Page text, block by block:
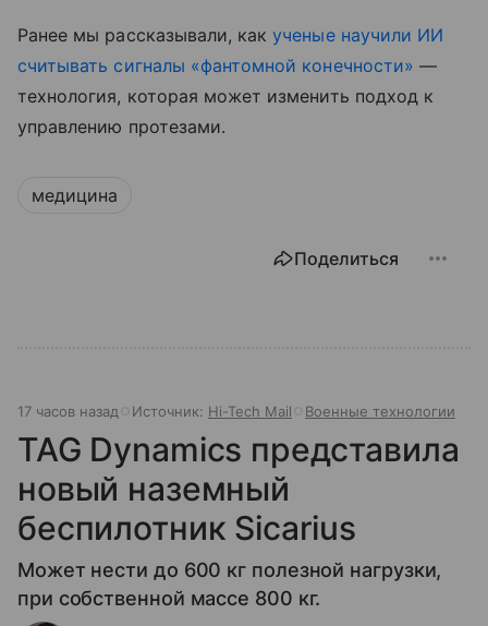
Ранее мы рассказывали, какученые научили ИИ
считывать сигналы «фантомной конечности» —
технология, которая может изменить подход к
управлению протезами.
медицина
Поделиться
17 часов назад Источник: Hi-Tech Mail Военные технологии
TAG Dynamics представила
новый наземный
беспилотник Sicarius
Может нести до 600 кг полезной нагрузки,
при собственной массе 800 кг.